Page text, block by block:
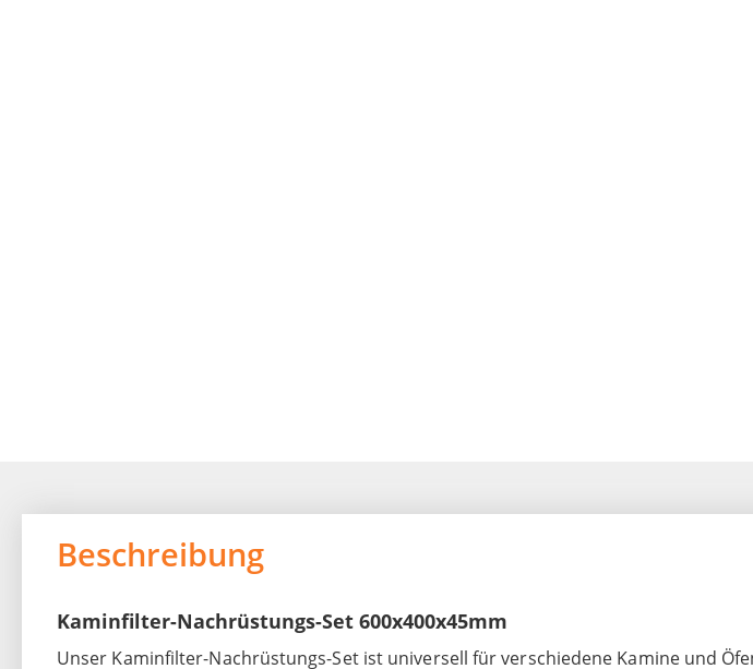
Beschreibung
Kaminfilter-Nachrüstungs-Set 600x400x45mm
Unser Kaminfilter-Nachrüstungs-Set ist universell für verschiedene Kamine und